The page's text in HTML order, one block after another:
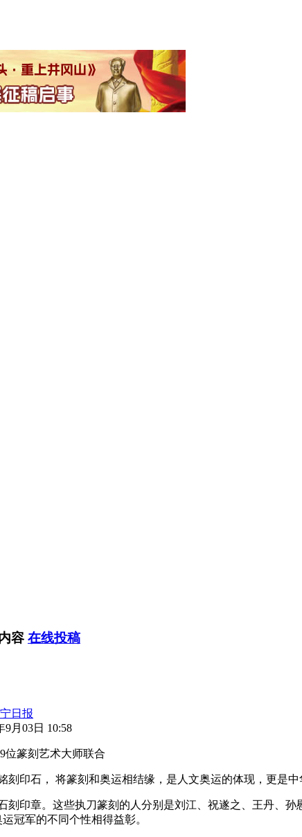
容 在线投稿
日报
9月03日 10:58
篆刻艺术大师联合
石， 将篆刻和奥运相结缘，是人文奥运的体现，更是中
印章。这些执刀篆刻的人分别是刘江、祝遂之、王丹、孙
冠军的不同个性相得益彰。